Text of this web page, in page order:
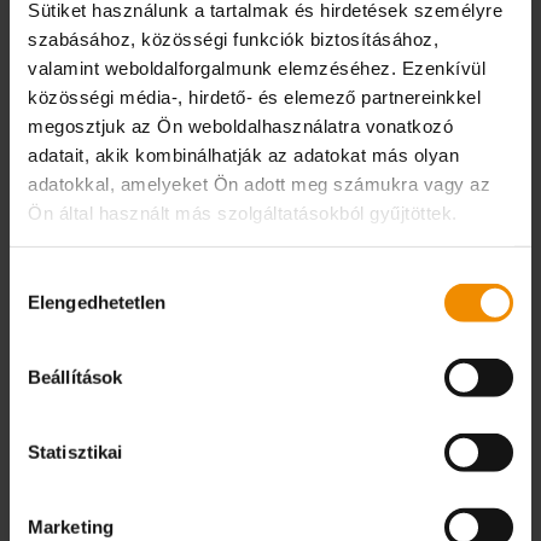
Sütiket használunk a tartalmak és hirdetések személyre
szabásához, közösségi funkciók biztosításához,
valamint weboldalforgalmunk elemzéséhez. Ezenkívül
közösségi média-, hirdető- és elemező partnereinkkel
megosztjuk az Ön weboldalhasználatra vonatkozó
adatait, akik kombinálhatják az adatokat más olyan
adatokkal, amelyeket Ön adott meg számukra vagy az
Ön által használt más szolgáltatásokból gyűjtöttek.
kiválasztása
Elengedhetetlen
Beállítások
Statisztikai
Marketing
folyamatokban használnak. Ez a nagy
pontosság valamint…
A CIKKHEZ
02 / 2022
Az új évben nagyobb